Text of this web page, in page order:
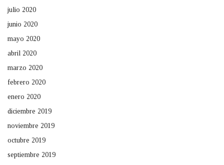
julio 2020
junio 2020
mayo 2020
abril 2020
marzo 2020
febrero 2020
enero 2020
diciembre 2019
noviembre 2019
octubre 2019
septiembre 2019